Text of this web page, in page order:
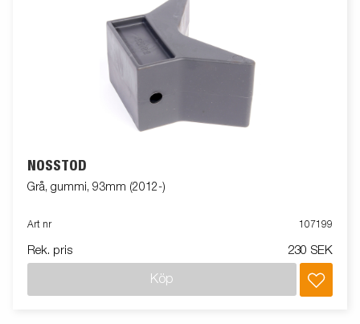
NOSSTÖD
Grå, gummi, 93mm (2012-)
Art nr 107199
Rek. pris 230 SEK
Köp